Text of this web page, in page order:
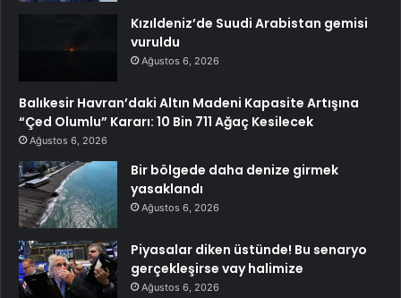
Kızıldeniz’de Suudi Arabistan gemisi
vuruldu
Ağustos 6, 2026
Balıkesir Havran’daki Altın Madeni Kapasite Artışına
“Çed Olumlu” Kararı: 10 Bin 711 Ağaç Kesilecek
Ağustos 6, 2026
Bir bölgede daha denize girmek
yasaklandı
Ağustos 6, 2026
Piyasalar diken üstünde! Bu senaryo
gerçekleşirse vay halimize
Ağustos 6, 2026